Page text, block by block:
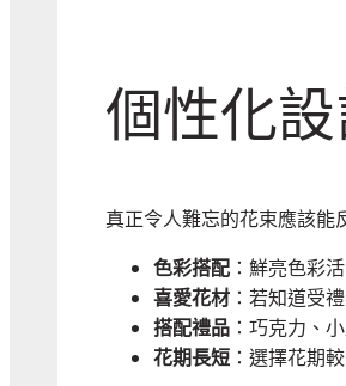
個性化
真正令人難忘的花束應該能
色彩搭配 ：鮮亮色彩
喜愛花材 ：若知道受
搭配禮品 ：巧克力、
花期長短 ：選擇花期